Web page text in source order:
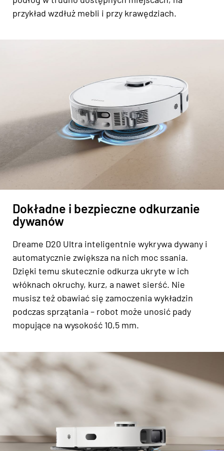
przykład wzdłuż mebli i przy krawędziach.
Dokładne i bezpieczne odkurzanie
dywanów
Dreame D20 Ultra inteligentnie wykrywa dywany i
automatycznie zwiększa na nich moc ssania.
Dzięki temu skutecznie odkurza ukryte w ich
włóknach okruchy, kurz, a nawet sierść. Nie
musisz też obawiać się zamoczenia wykładzin
podczas sprzątania – robot może unosić pady
mopujące na wysokość 10,5 mm.